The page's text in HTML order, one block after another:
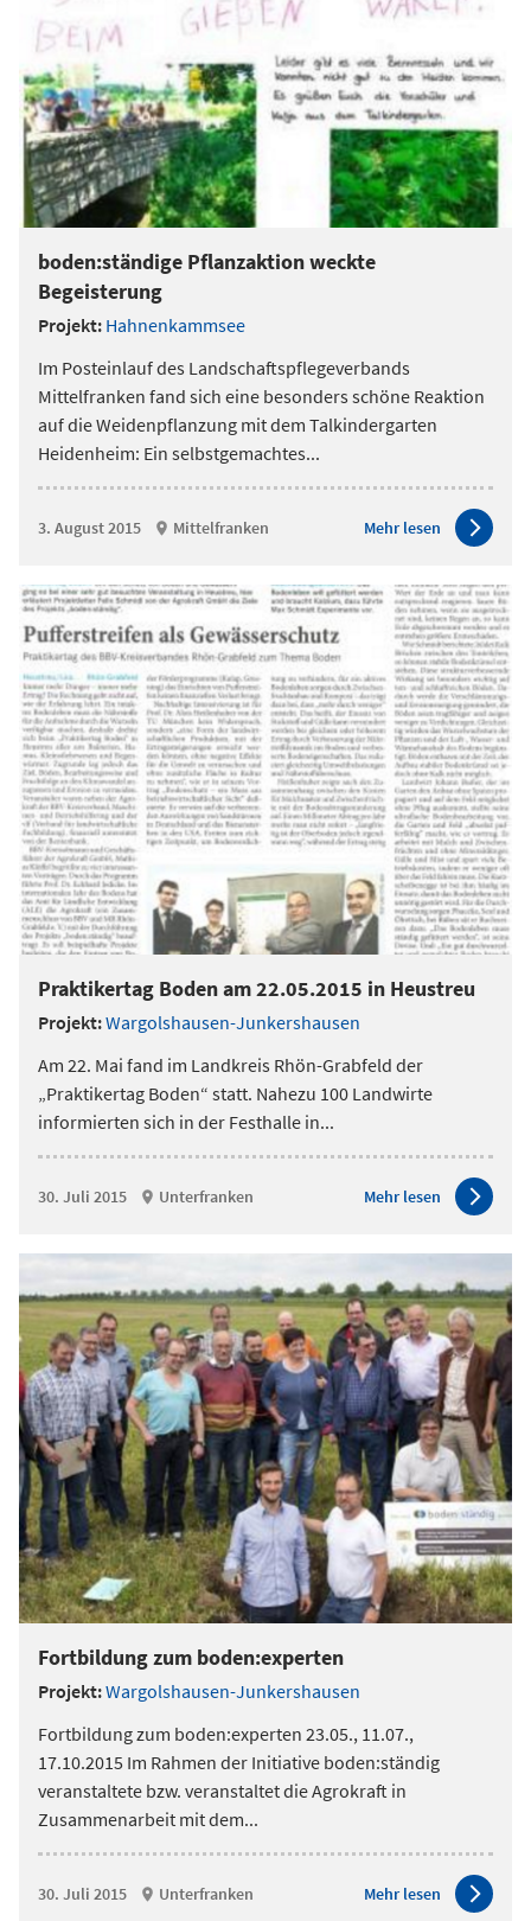
boden:ständige Pflanzaktion weckte
Begeisterung
Projekt: Hahnenkammsee
Im Posteinlauf des Landschaftspflegeverbands
Mittelfranken fand sich eine besonders schöne Reaktion
auf die Weidenpflanzung mit dem Talkindergarten
Heidenheim: Ein selbstgemachtes...
3. August 2015 Mittelfranken Mehr lesen
Praktikertag Boden am 22.05.2015 in Heustreu
Projekt:Wargolshausen-Junkershausen
Am 22. Mai fand im Landkreis Rhön-Grabfeld der
„Praktikertag Boden“ statt. Nahezu 100 Landwirte
informierten sich in der Festhalle in...
30. Juli 2015 Unterfranken Mehr lesen
Fortbildung zum boden:experten
Projekt:Wargolshausen-Junkershausen
Fortbildung zum boden:experten 23.05., 11.07.,
17.10.2015 Im Rahmen der Initiative boden:ständig
veranstaltete bzw. veranstaltet die Agrokraft in
Zusammenarbeit mit dem...
30. Juli 2015 Unterfranken Mehr lesen